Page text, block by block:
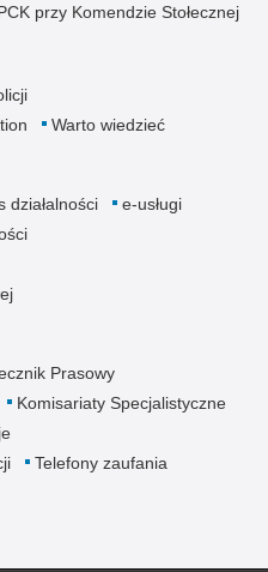
przy Komendzie Stołecznej
Warto wiedzieć
działalności
e-usługi
Prasowy
Komisariaty Specjalistyczne
Telefony zaufania